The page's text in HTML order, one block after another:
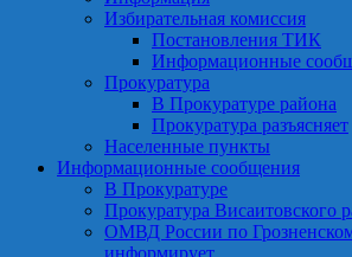
Избирательная комиссия
Постановления ТИК
Информационные
Прокуратура
В Прокуратуре района
Прокуратура разъясняет
Населенные пункты
Информационные сообщения
В Прокуратуре
Прокуратура Висаитовского
ОМВД России по
информирует